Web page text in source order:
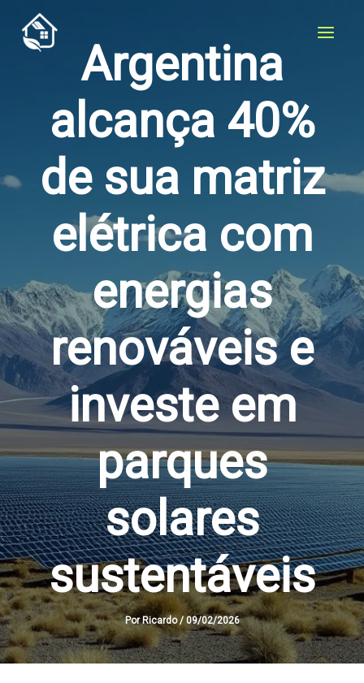
content
Argentina
alcança 40%
de sua matriz
elétrica com
energias
renováveis e
investe em
parques
solares
sustentáveis
Por Ricardo/ 09/02/2026